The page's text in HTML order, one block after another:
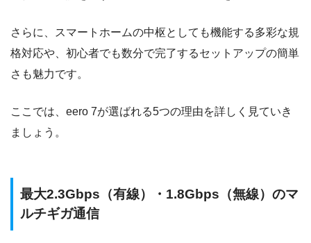
さらに、スマートホームの中枢としても機能する多彩な規
格対応や、初心者でも数分で完了するセットアップの簡単
さも魅力です。
ここでは、eero 7が選ばれる5つの理由を詳しく見ていき
ましょう。
最大2.3Gbps（有線）・1.8Gbps（無線）のマ
ルチギガ通信